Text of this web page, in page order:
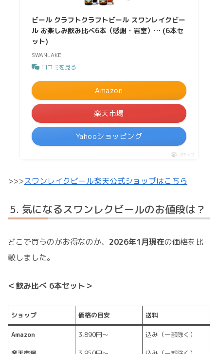
ビール クラフトクラフトビール スワンレイクビー
ル お楽しみ飲み比べ6本（感謝・岩室）… (6本セ
ット)
SWANLAKE
口コミを見る
Amazon
楽天市場
Yahooショッピング
ポチップ
>>>スワンレイクビール楽天公式ショップはこちら
気になるスワンレクビールのお値段は？
どこで買うのがお得なのか、 2026年1月現在の価格を比
較しました。
＜飲み比べ 6本セット＞
ショップ 価格の目安 送料
Amazon 3,890円〜 込み（一部除く）